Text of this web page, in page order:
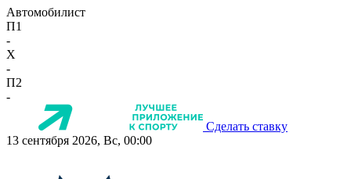
Автомобилист
П1
-
X
-
П2
-
Сделать ставку
13 сентября 2026, Вс, 00:00